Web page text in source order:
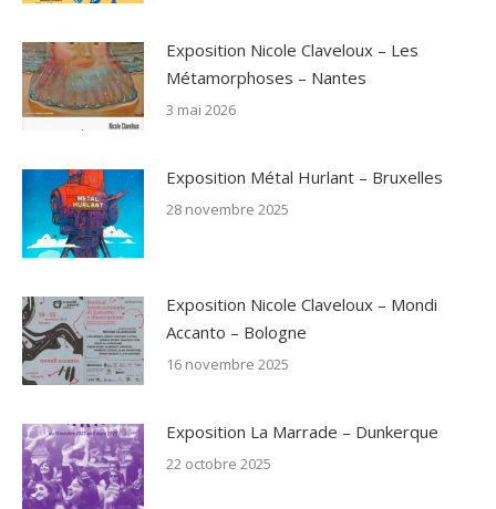
Exposition Nicole Claveloux – Les
Métamorphoses – Nantes
3 mai 2026
Exposition Métal Hurlant – Bruxelles
28 novembre 2025
Exposition Nicole Claveloux – Mondi
Accanto – Bologne
16 novembre 2025
Exposition La Marrade – Dunkerque
22 octobre 2025